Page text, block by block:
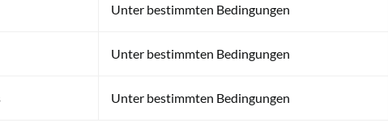
Unter bestimmten Bedingungen
Unter bestimmten Bedingungen
Unter bestimmten Bedingungen